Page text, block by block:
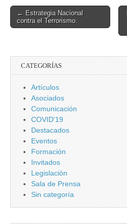
Post
navigation
← Estrategia Nacional
contra el Terrorismo.
CATEGORÍAS
Artículos
Asociados
Comunicación
COVID'19
Destacados
Eventos
Formación
Invitados
Legislación
Sala de Prensa
Sin categoría